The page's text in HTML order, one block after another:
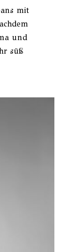
mit
und
süß